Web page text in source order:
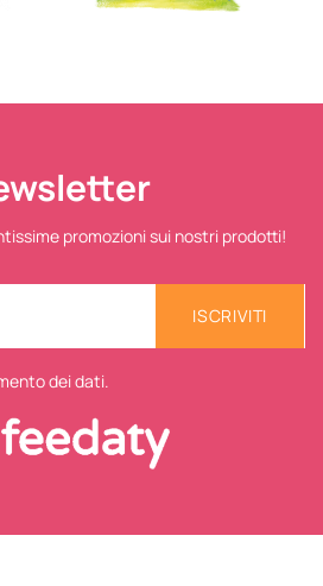
promozioni sui nostri prodotti!
ISCRIVITI
dei dati.